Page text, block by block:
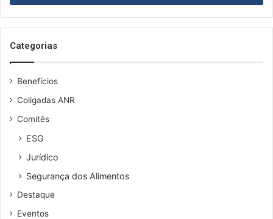
r
a
s
e
n
e
e
e
Categorias
Benefícios
Coligadas ANR
Comitês
ESG
Jurídico
Segurança dos Alimentos
Destaque
Eventos